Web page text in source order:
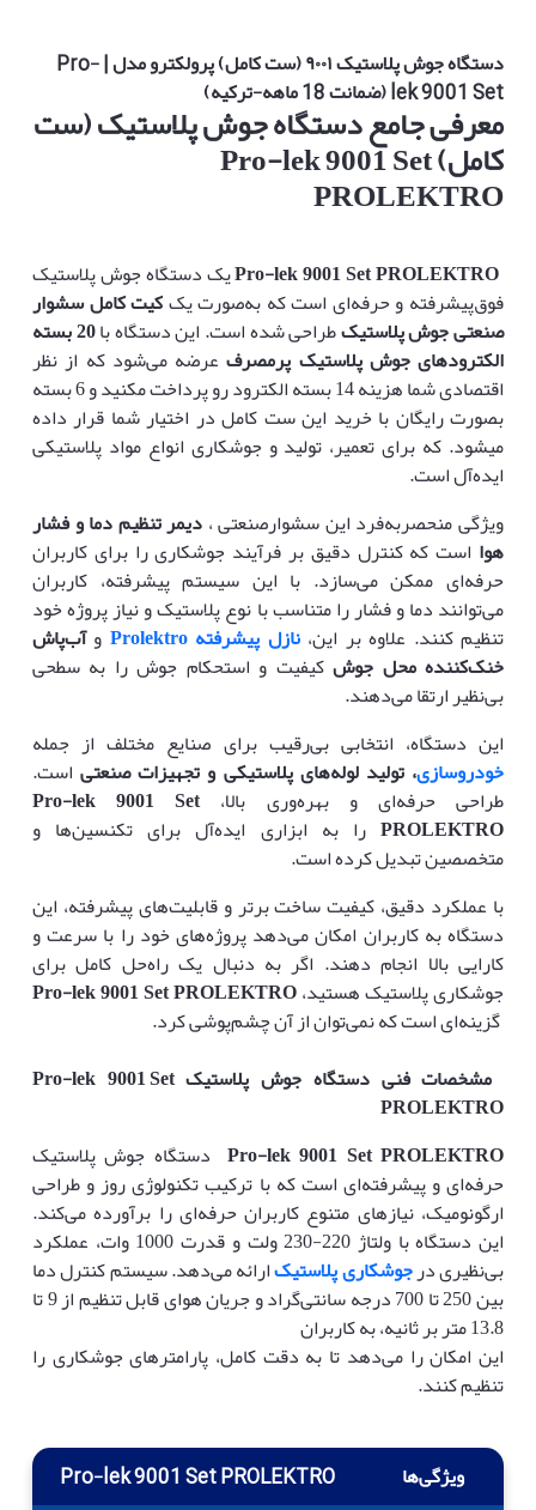
دستگاه جوش پلاستیک ۹۰۰۱ (ست کامل) پرولکترو مدل | Pro-
lek 9001 Set (ضمانت 18 ماهه-ترکیه)
معرفی جامع دستگاه جوش پلاستیک (ست
کامل)Pro-lek 9001 Set
PROLEKTRO
یک دستگاه جوش پلاستیک
فوق‌پیشرفته و حرفه‌ای است که به‌صورت یککیت کامل سشوار
صنعتی جوش پلاستیکطراحی شده است. این دستگاه با20بسته
الکترودهای جوش پلاستیک پرمصرفعرضه می‌شود که از نظر
اقتصادی شما هزینه 14 بسته الکترود رو پرداخت مکنید و 6 بسته
بصورت رایگان با خرید این ست کامل در اختیار شما قرار داده
میشود. که برای تعمیر، تولید و جوشکاری انواع مواد پلاستیکی
ایده‌آل است.
ویژگی منحصربه‌فرد این سشوارصنعتی ،دیمر تنظیم دما و فشار
هوا است که کنترل دقیق بر فرآیند جوشکاری را برای کاربران
حرفه‌ای ممکن می‌سازد. با این سیستم پیشرفته، کاربران
می‌توانند دما و فشار را متناسب با نوع پلاستیک و نیاز پروژه خود
تنظیم کنند. علاوه بر این،نازل پیشرفته Prolektro وآب‌پاش
خنک‌کننده محل جوشکیفیت و استحکام جوش را به سطحی
بی‌نظیر ارتقا می‌دهند.
این دستگاه، انتخابی بی‌رقیب برای صنایع مختلف از جمله
خودروسازی، تولید لوله‌های پلاستیکی و تجهیزات صنعتیاست.
طراحی حرفه‌ای و بهره‌وری بالا،Pro-lek 9001 Set
PROLEKTRO را به ابزاری ایده‌آل برای تکنسین‌ها و
متخصصین تبدیل کرده است.
با عملکرد دقیق، کیفیت ساخت برتر و قابلیت‌های پیشرفته، این
دستگاه به کاربران امکان می‌دهد پروژه‌های خود را با سرعت و
کارایی بالا انجام دهند. اگر به دنبال یک راه‌حل کامل برای
جوشکاری پلاستیک هستید،Pro-lek 9001 Set PROLEKTRO
گزینه‌ای است که نمی‌توان از آن چشم‌پوشی کرد.
مشخصات فنی دستگاه جوش پلاستیک Pro-lek 9001 Set
PROLEKTRO
Pro-lek 9001 Set PROLEKTROدستگاه جوش پلاستیک
حرفه‌ای و پیشرفته‌ای است که با ترکیب تکنولوژی روز و طراحی
ارگونومیک، نیازهای متنوع کاربران حرفه‌ای را برآورده می‌کند.
این دستگاه با ولتاژ 220-230 ولت و قدرت 1000 وات، عملکرد
بی‌نظیری درجوشکاری پلاستیکارائه می‌دهد. سیستم کنترل دما
بین 250 تا 700 درجه سانتی‌گراد و جریان هوای قابل تنظیم از 9 تا
13.8 متر بر ثانیه، به کاربران
این امکان را می‌دهد تا به دقت کامل، پارامترهای جوشکاری را
تنظیم کنند.
ویژگی‌ها Pro-lek 9001 Set PROLEKTRO